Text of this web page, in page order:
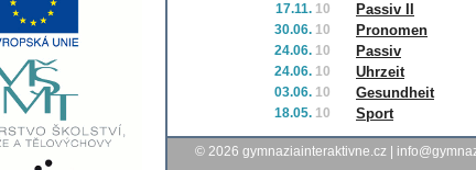
17.11. 10 Passiv II
30.06. 10 Pronomen
24.06. 10 Passiv
24.06. 10 Uhrzeit
03.06. 10 Gesundheit
18.05. 10 Sport
© 2026 gymnaziainteraktivne.cz